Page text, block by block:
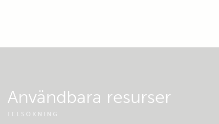
Användbara resurser
FELSÖKNING